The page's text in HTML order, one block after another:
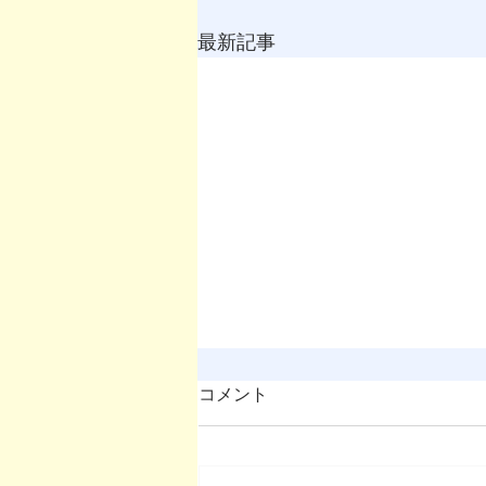
最新記事
コメント